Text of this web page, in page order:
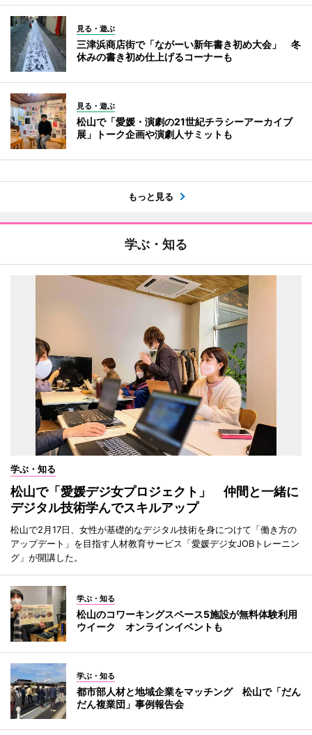
見る・遊ぶ
三津浜商店街で「ながーい新年書き初め大会」 冬
休みの書き初め仕上げるコーナーも
見る・遊ぶ
松山で「愛媛・演劇の21世紀チラシーアーカイブ
展」トーク企画や演劇人サミットも
もっと見る
学ぶ・知る
学ぶ・知る
松山で「愛媛デジ女プロジェクト」 仲間と一緒に
デジタル技術学んでスキルアップ
松山で2月17日、女性が基礎的なデジタル技術を身につけて「働き方の
アップデート」を目指す人材教育サービス「愛媛デジ女JOBトレーニン
グ」が開講した。
学ぶ・知る
松山のコワーキングスペース5施設が無料体験利用
ウイーク オンラインイベントも
学ぶ・知る
都市部人材と地域企業をマッチング 松山で「だん
だん複業団」事例報告会